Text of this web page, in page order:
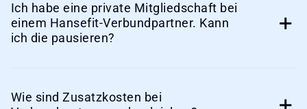
Ich habe eine private Mitgliedschaft bei
einem Hansefit-Verbundpartner. Kann
ich die pausieren?
Wie sind Zusatzkosten bei